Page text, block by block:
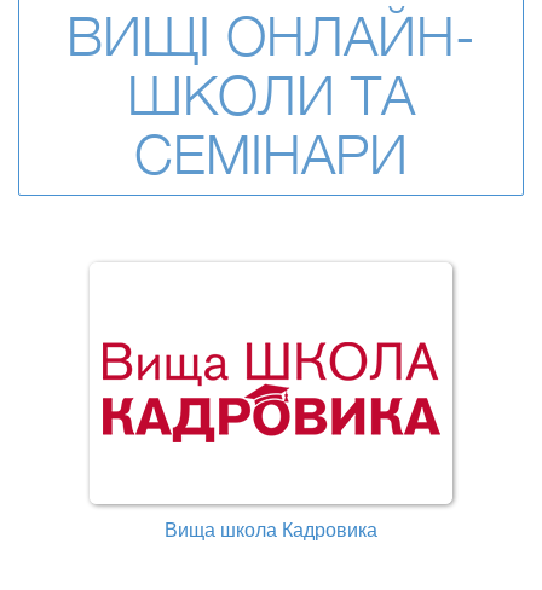
ВИЩІ ОНЛАЙН-
ШКОЛИ ТА
СЕМІНАРИ
Вища школа Кадровика